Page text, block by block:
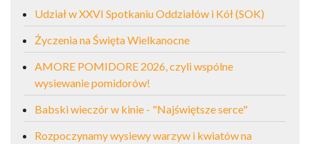
Udział w XXVI Spotkaniu Oddziałów i Kół (SOK)
Życzenia na Święta Wielkanocne
AMORE POMIDORE 2026, czyli wspólne
wysiewanie pomidorów!
Babski wieczór w kinie - "Najświętsze serce"
Rozpoczynamy wysiewy warzyw i kwiatów na